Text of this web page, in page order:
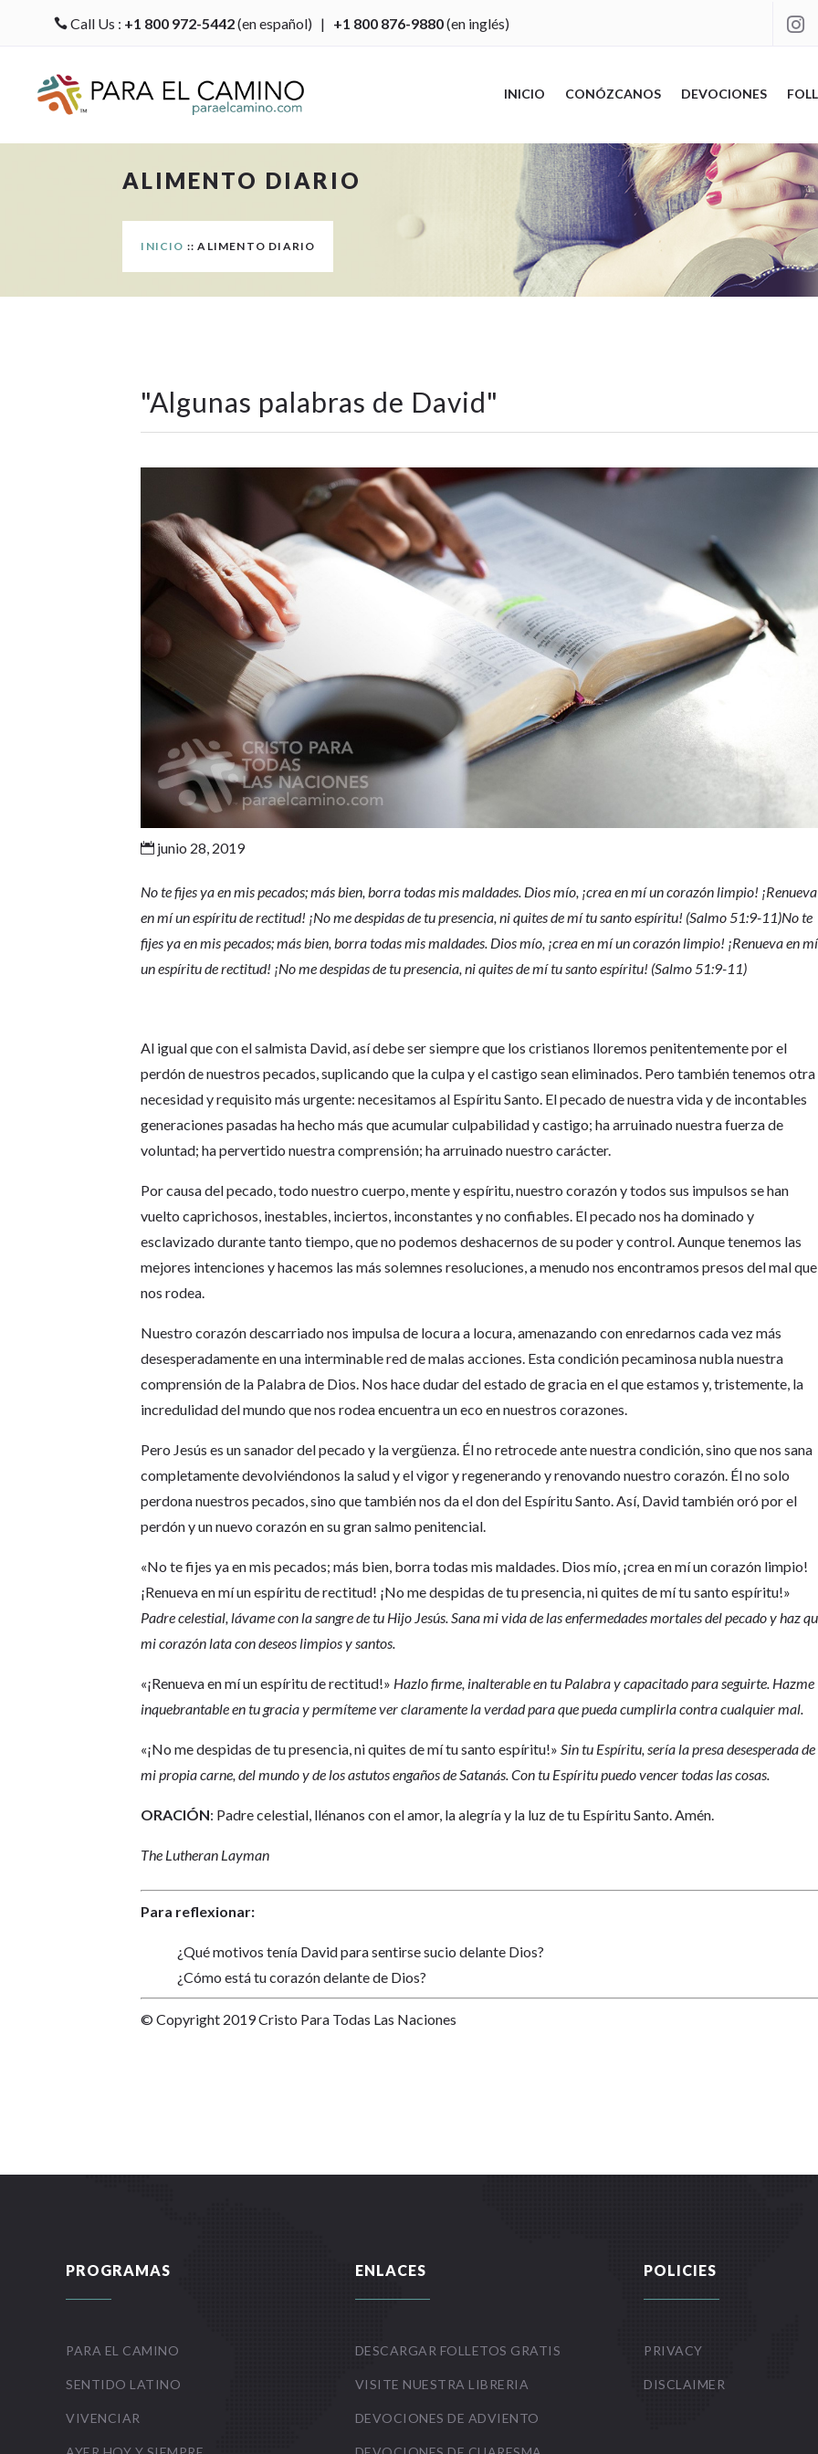
Call Us : +1 800 972-5442(en español) | +1 800 876-9880(en inglés) 
INICIO CONÓZCANOS DEVOCIONES
ALIMENTO DIARIO
INICIO :: ALIMENTO DIARIO
"Algunas palabras de David"
 junio 28, 2019
No te fijes ya en mis pecados; más bien, borra todas mis maldades. Dios mío, ¡crea en mí un corazón limpio! ¡Renueva
en mí un espíritu de rectitud! ¡No me despidas de tu presencia, ni quites de mí tu santo espíritu! (Salmo 51:9-11)No te
fijes ya en mis pecados; más bien, borra todas mis maldades. Dios mío, ¡crea en mí un corazón limpio! ¡Renueva en mí
un espíritu de rectitud! ¡No me despidas de tu presencia, ni quites de mí tu santo espíritu! (Salmo 51:9-11)
Al igual que con el salmista David, así debe ser siempre que los cristianos lloremos penitentemente por el
perdón de nuestros pecados, suplicando que la culpa y el castigo sean eliminados. Pero también tenemos otra
necesidad y requisito más urgente: necesitamos al Espíritu Santo. El pecado de nuestra vida y de incontables
generaciones pasadas ha hecho más que acumular culpabilidad y castigo; ha arruinado nuestra fuerza de
voluntad; ha pervertido nuestra comprensión; ha arruinado nuestro carácter.
Por causa del pecado, todo nuestro cuerpo, mente y espíritu, nuestro corazón y todos sus impulsos se han
vuelto caprichosos, inestables, inciertos, inconstantes y no confiables. El pecado nos ha dominado y
esclavizado durante tanto tiempo, que no podemos deshacernos de su poder y control. Aunque tenemos las
mejores intenciones y hacemos las más solemnes resoluciones, a menudo nos encontramos presos del mal que
nos rodea.
Nuestro corazón descarriado nos impulsa de locura a locura, amenazando con enredarnos cada vez más
desesperadamente en una interminable red de malas acciones. Esta condición pecaminosa nubla nuestra
comprensión de la Palabra de Dios. Nos hace dudar del estado de gracia en el que estamos y, tristemente, la
incredulidad del mundo que nos rodea encuentra un eco en nuestros corazones.
Pero Jesús es un sanador del pecado y la vergüenza. Él no retrocede ante nuestra condición, sino que nos sana
completamente devolviéndonos la salud y el vigor y regenerando y renovando nuestro corazón. Él no solo
perdona nuestros pecados, sino que también nos da el don del Espíritu Santo. Así, David también oró por el
perdón y un nuevo corazón en su gran salmo penitencial.
«No te fijes ya en mis pecados; más bien, borra todas mis maldades. Dios mío, ¡crea en mí un corazón limpio!
¡Renueva en mí un espíritu de rectitud! ¡No me despidas de tu presencia, ni quites de mí tu santo espíritu!»
Padre celestial, lávame con la sangre de tu Hijo Jesús. Sana mi vida de las enfermedades mortales del pecado y haz
mi corazón lata con deseos limpios y santos.
«¡Renueva en mí un espíritu de rectitud!» Hazlo firme, inalterable en tu Palabra y capacitado para seguirte. Hazme
inquebrantable en tu gracia y permíteme ver claramente la verdad para que pueda cumplirla contra cualquier mal.
«¡No me despidas de tu presencia, ni quites de mí tu santo espíritu!»Sin tu Espíritu, sería la presa desesperada de
mi propia carne, del mundo y de los astutos engaños de Satanás. Con tu Espíritu puedo vencer todas las cosas.
ORACIÓN: Padre celestial, llénanos con el amor, la alegría y la luz de tu Espíritu Santo. Amén.
The Lutheran Layman
Para reflexionar:
¿Qué motivos tenía David para sentirse sucio delante Dios?
¿Cómo está tu corazón delante de Dios?
© Copyright 2019 Cristo Para Todas Las Naciones
PROGRAMAS
PARA EL CAMINO
SENTIDO LATINO
VIVENCIAR
ENLACES
DESCARGAR FOLLETOS GRATIS
VISITE NUESTRA LIBRERIA
DEVOCIONES DE ADVIENTO
POLICIES
PRIVACY
DISCLAIMER